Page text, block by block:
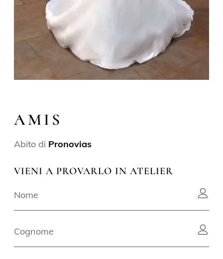
AMIS
Abito di Pronovias
VIENI A PROVARLO IN ATELIER